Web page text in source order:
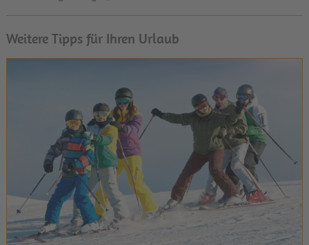
Weitere Tipps für Ihren Urlaub